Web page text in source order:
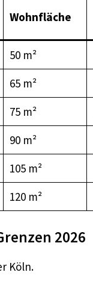
Wohnfläche
50 m²
65 m²
75 m²
90 m²
105 m²
120 m²
2026
Köln.